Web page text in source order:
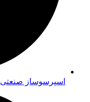
اسپرسوساز صنعتی